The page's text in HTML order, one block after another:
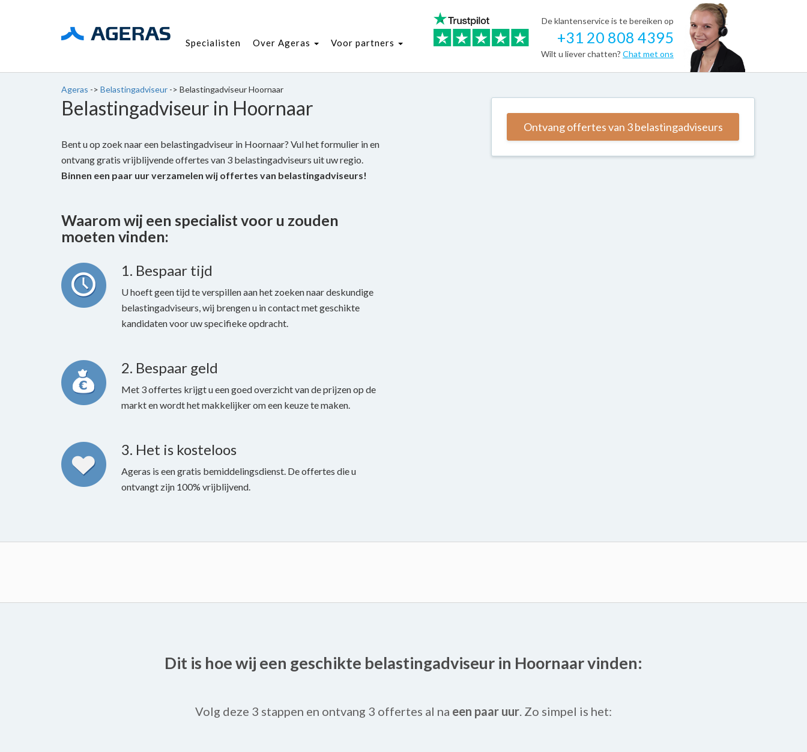
Specialisten Over Ageras Voor partners
De klantenservice is te bereiken op
+31 20 808 4395
Wilt u liever chatten? Chat met ons
Ageras -> Belastingadviseur -> Belastingadviseur Hoornaar
Belastingadviseur in Hoornaar
Bent u op zoek naar een belastingadviseur in Hoornaar? Vul het formulier in en
ontvang gratis vrijblijvende offertes van 3 belastingadviseurs uit uw regio.
Binnen een paar uur verzamelen wij offertes van belastingadviseurs!
Ontvang offertes van 3 belastingadviseurs
Waarom wij een specialist voor u zouden
moeten vinden:
1. Bespaar tijd
U hoeft geen tijd te verspillen aan het zoeken naar deskundige
belastingadviseurs, wij brengen u in contact met geschikte
kandidaten voor uw specifieke opdracht.
2. Bespaar geld
Met 3 offertes krijgt u een goed overzicht van de prijzen op de
markt en wordt het makkelijker om een keuze te maken.
3. Het is kosteloos
Ageras is een gratis bemiddelingsdienst. De offertes die u
ontvangt zijn 100% vrijblijvend.
Dit is hoe wij een geschikte belastingadviseur in Hoornaar vinden:
Volg deze 3 stappen en ontvang 3 offertes al na een paar uur. Zo simpel is het: